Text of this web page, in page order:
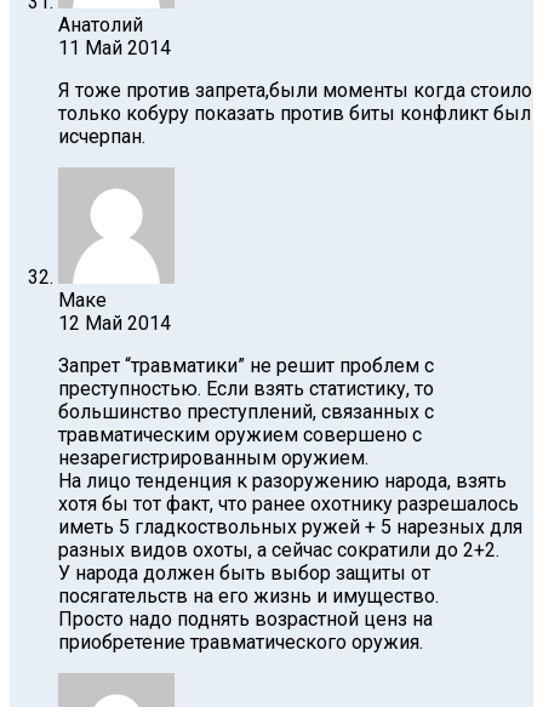
Анатолий
11 Май 2014
Я тоже против запрета,были моменты когда стоило
только кобуру показать против биты конфликт был
исчерпан.
Маке
12 Май 2014
Запрет “травматики” не решит проблем с
преступностью. Если взять статистику, то
большинство преступлений, связанных с
травматическим оружием совершено с
незарегистрированным оружием.
На лицо тенденция к разоружению народа, взять
хотя бы тот факт, что ранее охотнику разрешалось
иметь 5 гладкоствольных ружей + 5 нарезных для
разных видов охоты, а сейчас сократили до 2+2.
У народа должен быть выбор защиты от
посягательств на его жизнь и имущество.
Просто надо поднять возрастной ценз на
приобретение травматического оружия.